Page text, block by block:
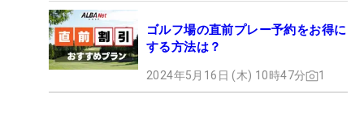
ゴルフ場の直前プレー予約をお得に
する方法は？
2024年5月16日 (木) 10時47分 1